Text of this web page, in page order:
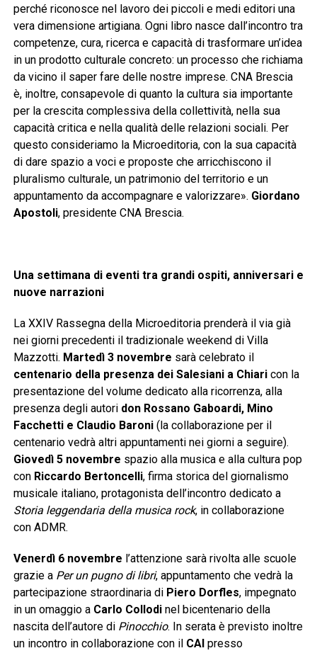
perché riconosce nel lavoro dei piccoli e medi editori una
vera dimensione artigiana. Ogni libro nasce dall’incontro tra
competenze, cura, ricerca e capacità di trasformare un’idea
in un prodotto culturale concreto: un processo che richiama
da vicino il saper fare delle nostre imprese. CNA Brescia
è, inoltre, consapevole di quanto la cultura sia importante
per la crescita complessiva della collettività, nella sua
capacità critica e nella qualità delle relazioni sociali. Per
questo consideriamo la Microeditoria, con la sua capacità
di dare spazio a voci e proposte che arricchiscono il
pluralismo culturale, un patrimonio del territorio e un
appuntamento da accompagnare e valorizzare». Giordano
Apostoli, presidente CNA Brescia.
Una settimana di eventi tra grandi ospiti, anniversari e
nuove narrazioni
La XXIV Rassegna della Microeditoria prenderà il via già
nei giorni precedenti il tradizionale weekend di Villa
Mazzotti. Martedì 3 novembre sarà celebrato il
centenario della presenza dei Salesiani a Chiaricon la
presentazione del volume dedicato alla ricorrenza, alla
presenza degli autori don Rossano Gaboardi, Mino
Facchetti e Claudio Baroni(la collaborazione per il
centenario vedrà altri appuntamenti nei giorni a seguire).
Giovedì 5 novembre spazio alla musica e alla cultura pop
con Riccardo Bertoncelli, firma storica del giornalismo
musicale italiano, protagonista dell’incontro dedicato a
Storia leggendaria della musica rock, in collaborazione
con ADMR.
Venerdì 6 novembre l’attenzione sarà rivolta alle scuole
grazie a Per un pugno di libri, appuntamento che vedrà la
partecipazione straordinaria di Piero Dorfles, impegnato
in un omaggio a Carlo Collodinel bicentenario della
nascita dell’autore di Pinocchio. In serata è previsto inoltre
un incontro in collaborazione con il CAI presso